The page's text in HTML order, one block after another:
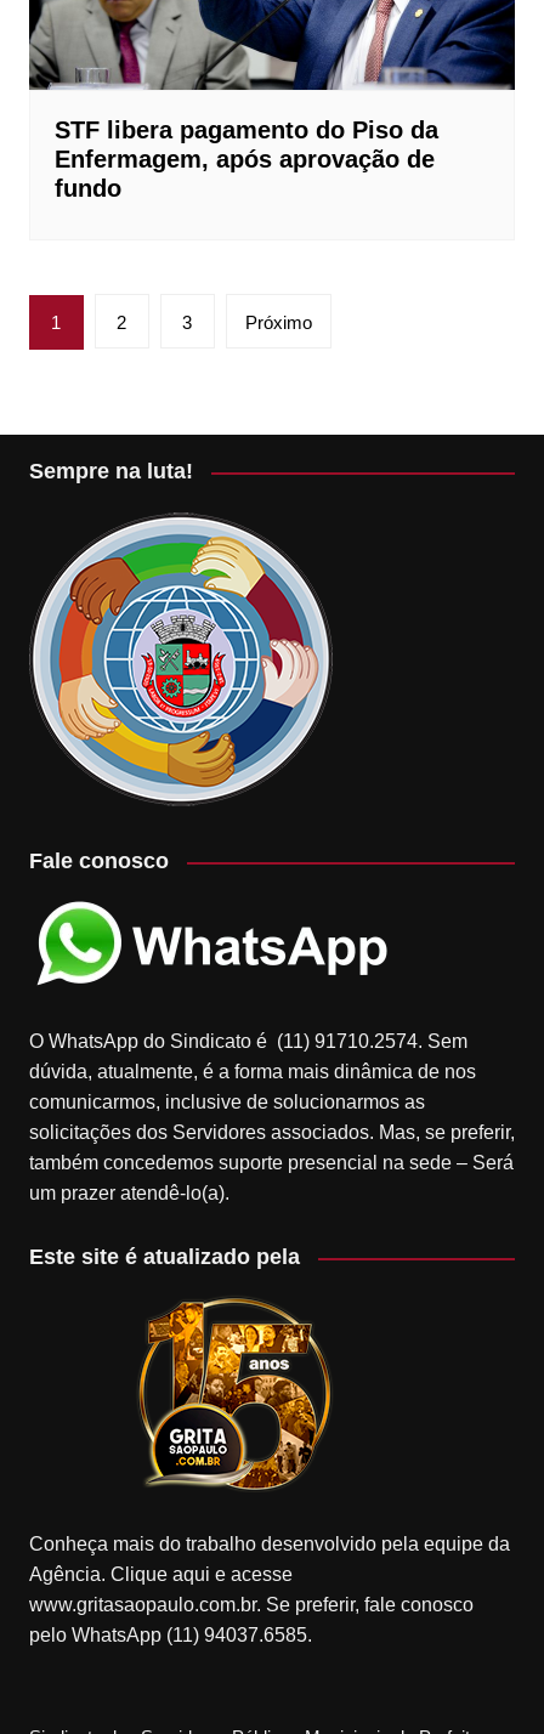
STF libera pagamento do Piso da
Enfermagem, após aprovação de
fundo
Paginação
de
1 2 3 Próximo
Sempre na luta!
Fale conosco
O WhatsApp do Sindicato é (11) 91710.2574. Sem
dúvida, atualmente, é a forma mais dinâmica de nos
comunicarmos, inclusive de solucionarmos as
solicitações dos Servidores associados. Mas, se preferir,
também concedemos suporte presencial na sede – Será
um prazer atendê-lo(a).
Este site é atualizado pela
Conheça mais do trabalho desenvolvido pela equipe da
Agência. Clique aqui e acesse
www.gritasaopaulo.com.br. Se preferir, fale conosco
pelo WhatsApp (11) 94037.6585.